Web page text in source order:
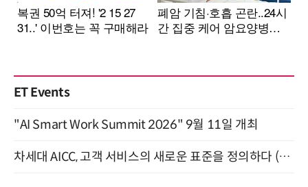
ET Events
"AI Smart Work Summit 2026" 9월 11일 개최
차세대 AICC, 고객 서비스의 새로운 표준을 정의하다 (9/9)